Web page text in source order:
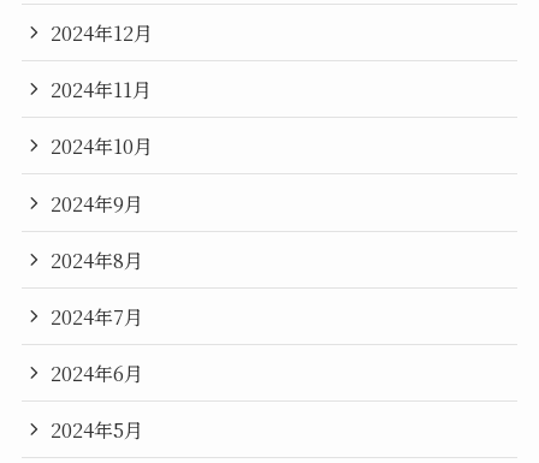
2024年12月
2024年11月
2024年10月
2024年9月
2024年8月
2024年7月
2024年6月
2024年5月